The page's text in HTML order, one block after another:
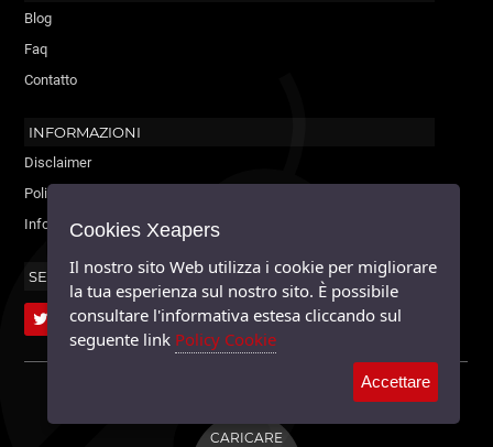
CARICARE
Blog
Faq
Contatto
INFORMAZIONI
Disclaimer
Policy Cookie
Informativa sulla privacy
SEGUICI
XEAPERS ©2026 - TUTTI I DIRITTI RISERVATI. MAYABLE.
Cookies Xeapers
Il nostro sito Web utilizza i cookie per migliorare
la tua esperienza sul nostro sito. È possibile
consultare l'informativa estesa cliccando sul
seguente link Policy Cookie
Accettare